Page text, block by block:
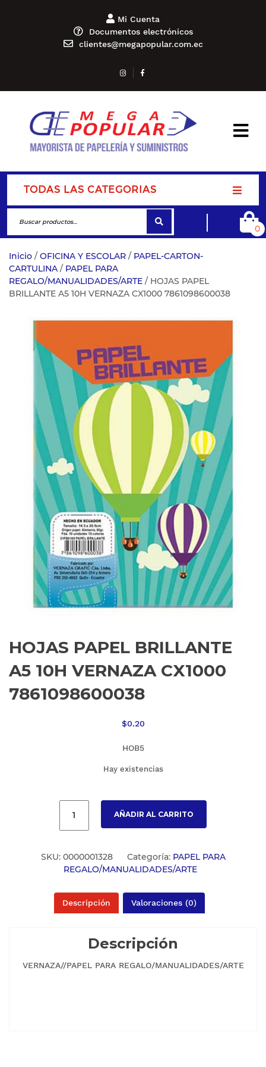
Mi Cuenta
Documentos electrónicos
clientes@megapopular.com.ec
TODAS LAS CATEGORIAS
0
Inicio / OFICINA Y ESCOLAR / PAPEL-CARTON-
CARTULINA / PAPEL PARA
REGALO/MANUALIDADES/ARTE / HOJAS PAPEL
BRILLANTE A5 10H VERNAZA CX1000 7861098600038
HOJAS PAPEL BRILLANTE
A5 10H VERNAZA CX1000
7861098600038
$0.20
HOB5
Hay existencias
AÑADIR AL CARRITO
SKU: 0000001328 Categoría: PAPEL PARA
REGALO/MANUALIDADES/ARTE
Descripción Valoraciones (0)
Descripción
VERNAZA//PAPEL PARA REGALO/MANUALIDADES/ARTE